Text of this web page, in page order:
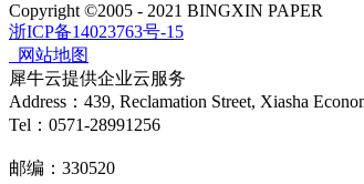
Copyright ©2005 - 2021 BINGXIN PAPER
浙ICP备14023763号-15
网站地图
犀牛云提供企业云服务
Address：439, Reclamation Street, Xiasha
Tel：0571-28991256
邮编：330520